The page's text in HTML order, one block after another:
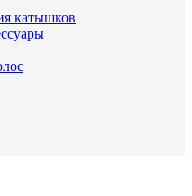
катышков